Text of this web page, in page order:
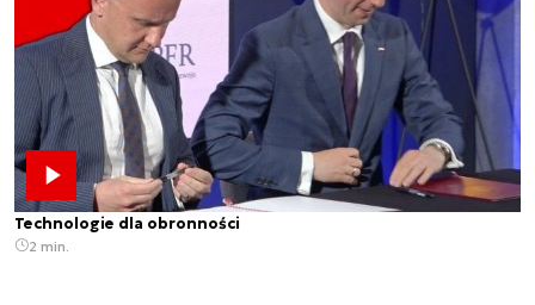
Technologie dla obronności
2 min.